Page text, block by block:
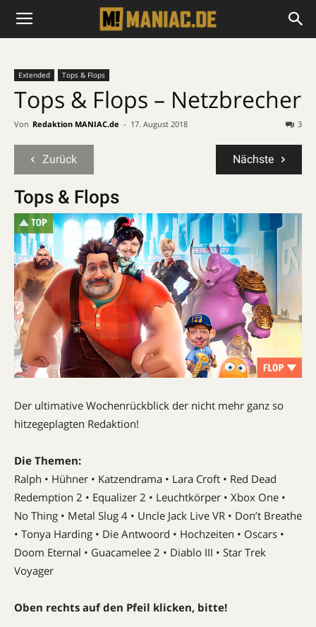
Extended Tops & Flops
Tops & Flops – Netzbrecher
Von Redaktion MANIAC.de - 17. August 2018 3
Zurück Nächste
Tops & Flops
Der ultimative Wochenrückblick der nicht mehr ganz so
hitzegeplagten Redaktion!
Die Themen:
Ralph • Hühner • Katzendrama • Lara Croft • Red Dead
Redemption 2 • Equalizer 2 • Leuchtkörper • Xbox One •
No Thing • Metal Slug 4 • Uncle Jack Live VR • Don’t Breathe
• Tonya Harding • Die Antwoord • Hochzeiten • Oscars •
Doom Eternal • Guacamelee 2 • Diablo III • Star Trek
Voyager
Oben rechts auf den Pfeil klicken, bitte!